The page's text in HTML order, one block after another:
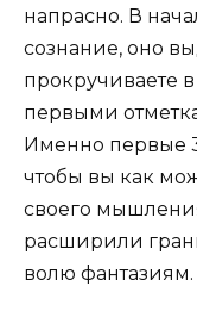
напрасно. В
сознание, оно
прокручиваете
первыми
Именно первые
чтобы вы как
своего
расширили
волю фантазиям.